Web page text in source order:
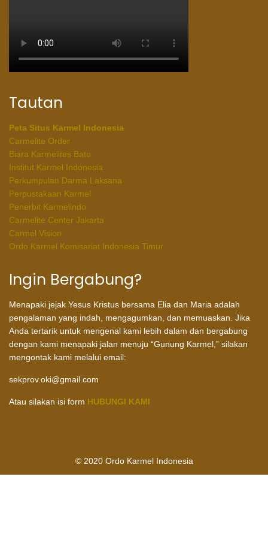
Tautan
Peta Situs Karmel Indonesia
Carmelite Order
Biara Karmelites Batu
Institut Karmel Indonesia
Perkumpulan Darma Laksana
Perpustakaan Karmel
Penerbit Karmelindo
Carmelite Center Jakarta
Carmel Vision
Ordo Karmel Komisariat Indonesia Timur
Ingin Bergabung?
Menapaki jejak Yesus Kristus bersama Elia dan Maria adalah
pengalaman yang indah, mengagumkan, dan memuaskan. Jika
Anda tertarik untuk mengenal kami lebih dalam dan bergabung
dengan kami menapaki jalan menuju “Gunung Karmel,” silakan
mengontak kami melalui email:
sekprov.oki@gmail.com
Atau silakan isi form HUBUNGI KAMI
© 2020 Ordo Karmel Indonesia